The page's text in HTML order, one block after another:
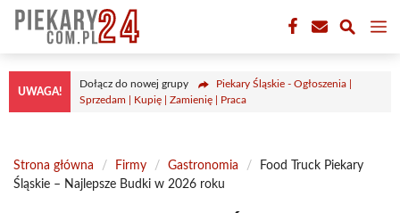
Przejdź
treści
UWAGA!
Dołącz do nowej grupy
Piekary Śląskie - Ogłoszenia |
Sprzedam | Kupię | Zamienię | Praca
Strona główna / Firmy / Gastronomia /
Food Truck Piekary
Śląskie – Najlepsze Budki w 2026 roku